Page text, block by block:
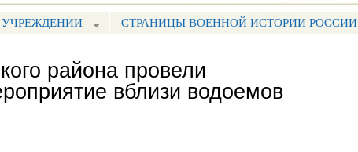
УЧРЕЖДЕНИИ СТРАНИЦЫ ВОЕННОЙ ИСТОРИИ РОССИИ
района провели
вблизи водоемов